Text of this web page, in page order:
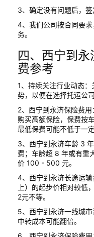
3、确定没有问题后，签
4、我们公司按合同要
务。
四、西宁到
费参考
1、持续关注行业动态
势，以便在选择托运公
2、西宁到永济保险费
购买高额保险，保费按
最低保费可能不低于一
3、西宁到永济车龄 3
费；车龄超 8 年或有重
价 100 - 500 元。
4、西宁到永济长途运
上）的起步价相对较低
2元不等。
5、西宁到永济一线城
中转成本可能翻倍。